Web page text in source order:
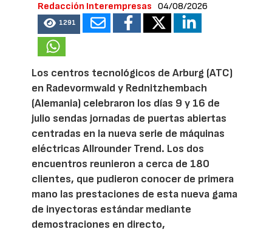
Redacción Interempresas 04/08/2026
1291
Los centros tecnológicos de Arburg (ATC)
en Radevormwald y Rednitzhembach
(Alemania) celebraron los días 9 y 16 de
julio sendas jornadas de puertas abiertas
centradas en la nueva serie de máquinas
eléctricas Allrounder Trend. Los dos
encuentros reunieron a cerca de 180
clientes, que pudieron conocer de primera
mano las prestaciones de esta nueva gama
de inyectoras estándar mediante
demostraciones en directo,